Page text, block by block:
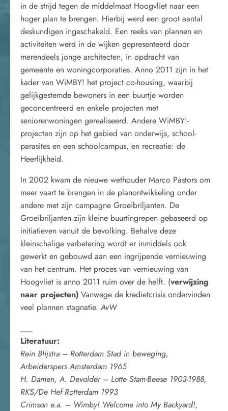
in de strijd tegen de middelmaat Hoogvliet naar een
hoger plan te brengen. Hierbij werd een groot aantal
deskundigen ingeschakeld. Een reeks van plannen en
activiteiten werd in de wijken gepresenteerd door
merendeels jonge architecten, in opdracht van
gemeente en woningcorporaties. Anno 2011 zijn in het
kader van WiMBY! het project co-housing, waarbij
gelijkgestemde bewoners in een buurtje worden
geconcentreerd en enkele projecten met
seniorenwoningen gerealiseerd. Andere WiMBY!-
projecten zijn op het gebied van onderwijs, school-
parasites en een schoolcampus, en recreatie: de
Heerlijkheid.
In 2002 kwam de nieuwe wethouder Marco Pastors om
meer vaart te brengen in de planontwikkeling onder
andere met zijn campagne Groeibriljanten. De
Groeibriljanten zijn kleine buurtingrepen gebaseerd op
initiatieven vanuit de bevolking. Behalve deze
kleinschalige verbetering wordt er inmiddels ook
gewerkt en gebouwd aan een ingrijpende vernieuwing
van het centrum. Het proces van vernieuwing van
Hoogvliet is anno 2011 ruim over de helft. (verwijzing
naar projecten) Vanwege de kredietcrisis ondervinden
veel plannen stagnatie.AvW
Literatuur:
Rein Blijstra – Rotterdam Stad in beweging,
Arbeiderspers Amsterdam 1965
H. Damen, A. Devolder – Lotte Stam-Beese 1903-1988,
RKS/De Hef Rotterdam 1993
Crimson e.a. – Wimby! Welcome into My Backyard!,